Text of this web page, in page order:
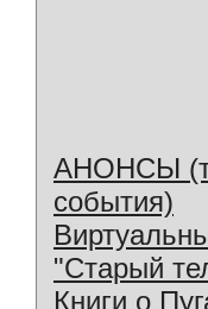
АНОНСЫ
события)
"Старый
Книги о